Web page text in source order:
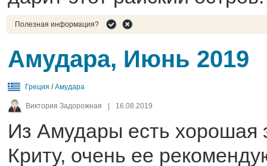
Полезная информация?
Амудара, Июнь 2019
Греция /Амудара
Виктория Задорожная 16.08.2019
Из Амудары есть хорошая
Криту, очень ее